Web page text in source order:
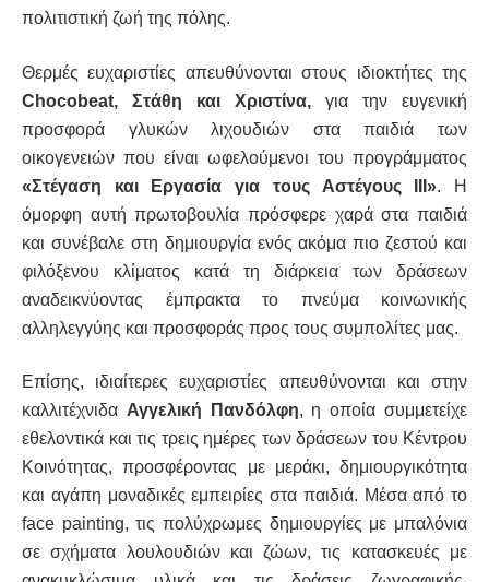
πολιτιστική ζωή της πόλης.
Θερμές ευχαριστίες απευθύνονται στους ιδιοκτήτες της
Chocobeat, Στάθη και Χριστίνα, για την ευγενική
προσφορά γλυκών λιχουδιών στα παιδιά των
οικογενειών που είναι ωφελούμενοι του προγράμματος
«Στέγαση και Εργασία για τους Αστέγους ΙΙΙ». Η
όμορφη αυτή πρωτοβουλία πρόσφερε χαρά στα παιδιά
και συνέβαλε στη δημιουργία ενός ακόμα πιο ζεστού και
φιλόξενου κλίματος κατά τη διάρκεια των δράσεων
αναδεικνύοντας έμπρακτα το πνεύμα κοινωνικής
αλληλεγγύης και προσφοράς προς τους συμπολίτες μας.
Επίσης, ιδιαίτερες ευχαριστίες απευθύνονται και στην
καλλιτέχνιδα Αγγελική Πανδόλφη, η οποία συμμετείχε
εθελοντικά και τις τρεις ημέρες των δράσεων του Κέντρου
Κοινότητας, προσφέροντας με μεράκι, δημιουργικότητα
και αγάπη μοναδικές εμπειρίες στα παιδιά. Μέσα από το
face painting, τις πολύχρωμες δημιουργίες με μπαλόνια
σε σχήματα λουλουδιών και ζώων, τις κατασκευές με